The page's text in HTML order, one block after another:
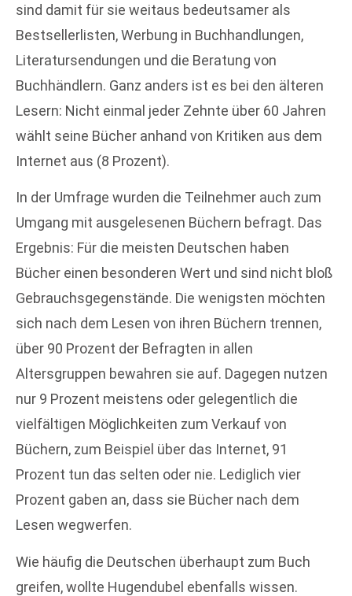
sind damit für sie weitaus bedeutsamer als
Bestsellerlisten, Werbung in Buchhandlungen,
Literatursendungen und die Beratung von
Buchhändlern. Ganz anders ist es bei den älteren
Lesern: Nicht einmal jeder Zehnte über 60 Jahren
wählt seine Bücher anhand von Kritiken aus dem
Internet aus (8 Prozent).
In der Umfrage wurden die Teilnehmer auch zum
Umgang mit ausgelesenen Büchern befragt. Das
Ergebnis: Für die meisten Deutschen haben
Bücher einen besonderen Wert und sind nicht bloß
Gebrauchsgegenstände. Die wenigsten möchten
sich nach dem Lesen von ihren Büchern trennen,
über 90 Prozent der Befragten in allen
Altersgruppen bewahren sie auf. Dagegen nutzen
nur 9 Prozent meistens oder gelegentlich die
vielfältigen Möglichkeiten zum Verkauf von
Büchern, zum Beispiel über das Internet, 91
Prozent tun das selten oder nie. Lediglich vier
Prozent gaben an, dass sie Bücher nach dem
Lesen wegwerfen.
Wie häufig die Deutschen überhaupt zum Buch
greifen, wollte Hugendubel ebenfalls wissen.